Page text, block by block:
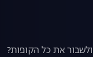
את כל הקופות?